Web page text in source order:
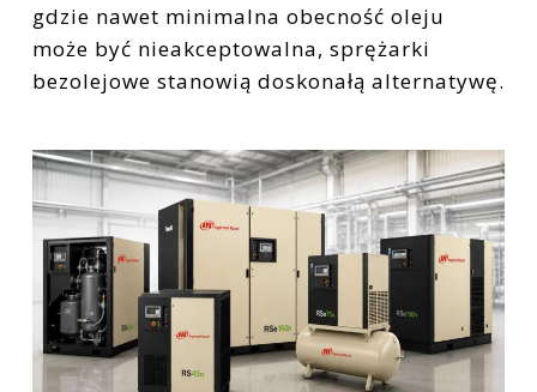
gdzie nawet minimalna obecność oleju
może być nieakceptowalna, sprężarki
bezolejowe stanowią doskonałą alternatywę.